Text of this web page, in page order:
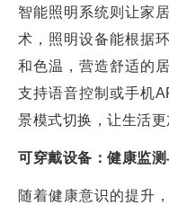
智能照明系统则让家
术，照明设备能根据
和色温，营造舒适的
支持语音控制或手机
景模式切换，让生活更
可穿戴设备：健康监
随着健康意识的提升